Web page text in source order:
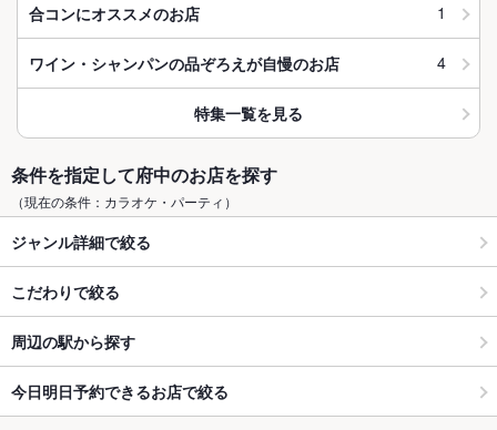
合コンにオススメのお店 1
ワイン・シャンパンの品ぞろえが自慢のお店 4
特集一覧を見る
条件を指定して府中のお店を探す
（現在の条件：カラオケ・パーティ）
ジャンル詳細で絞る
こだわりで絞る
周辺の駅から探す
今日明日予約できるお店で絞る